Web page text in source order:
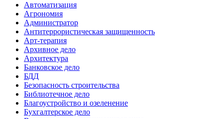
Автоматизация
Агрономия
Администратор
Антитеррористическая защищенность
Арт-терапия
Архивное дело
Архитектура
Банковское дело
БДД
Безопасность строительства
Библиотечное дело
Благоустройство и озеленение
Бухгалтерское дело